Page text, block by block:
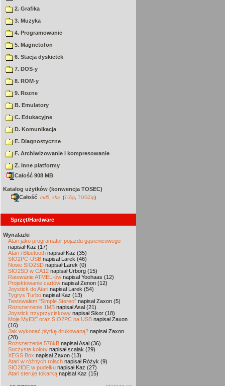
2. Grafika
3. Muzyka
4. Programowanie
5. Magnetofon
6. Stacja dyskietek
7. DOS-y
8. ROM-y
9. Rozne
B. Emulatory
C. Edukacyjne
D. Komunikacja
E. Diagnostyczne
F. Archiwizowanie i kompresowanie
Z. Inne platformy
Całość 908 MB
Katalog użytków (konwencja TOSEC)
Całość md5 sha (7-Zip TUGZip)
Sprzęt/Hardware
Wynalazki
Atari jako programator pojazdu gąsienicowego
napisał Kaz (17)
Atari i Bluetooth napisał Kaz (35)
SIO2PC-USB napisał Larek (46)
Nowe SIO2SD napisał Larek (0)
SIO2SD w CA12 napisał Urborg (15)
Ratowanie ATMEL-ów napisał Yoohaas (12)
Projektowanie cartów napisał Zenon (12)
Joystick do Atari napisał Larek (54)
Tygrys Turbo napisał Kaz (13)
Testowałem "Simple Stereo" napisał Zaxon (5)
Rozszerzenie 1MB napisał Asal (21)
Joystick trzyprzyciskowy napisał Sikor (18)
Moje MyIDE oraz SIO2PC na USB napisał Zaxon
(16)
Jak wykonać płytkę drukowaną? napisał Zaxon
(28)
Rozszerzenie 576kB napisał Asal (36)
Soczyste kolory napisał scalak (29)
XEGS Box napisał Zaxon (13)
Atari w różnych rolach napisał Różyk (9)
SIO2IDE w pudełku napisał Kaz (27)
Atari steruje tokarką napisał Kaz (15)